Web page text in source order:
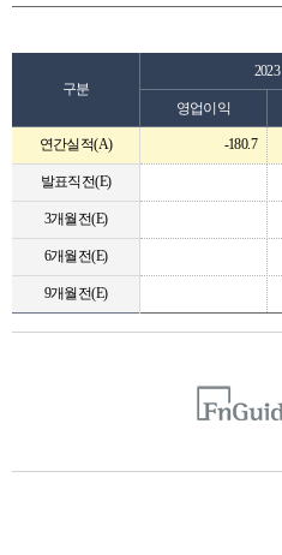
구분
2023
영업이익
연간실적(A) -180.7
발표직전(E)
3개월전(E)
6개월전(E)
9개월전(E)